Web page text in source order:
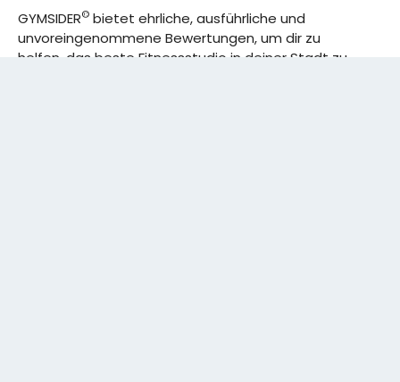
GYMSIDER© bietet ehrliche, ausführliche und
unvoreingenommene Bewertungen, um dir zu
helfen, das beste Fitnessstudio in deiner Stadt zu